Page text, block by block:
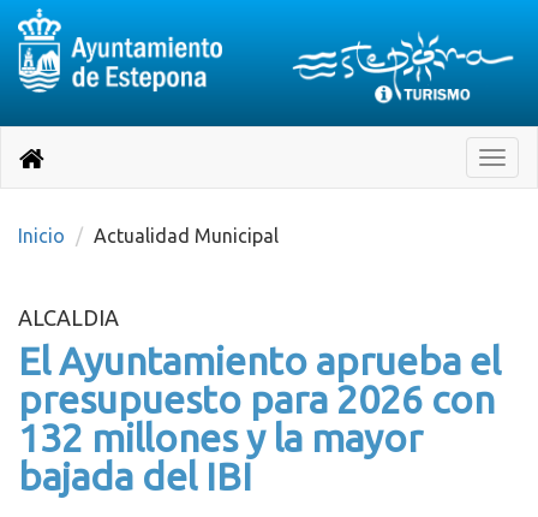
página
Toggle
Destino:
Volver
inicio
Inicio Actualidad Municipal
ALCALDIA
El Ayuntamiento aprueba el
presupuesto para 2026 con
132 millones y la mayor
bajada del IBI